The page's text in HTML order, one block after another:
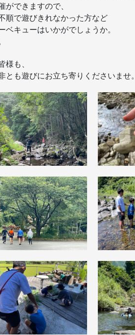
ができますので、
順で遊びきれなかった方など
キューはいかがでしょうか。
様も、
も遊びにお立ち寄りくださいませ。